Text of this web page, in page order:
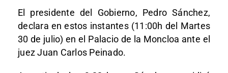
El presidente del Gobierno, Pedro Sánchez,
declara en estos instantes (11:00h del Martes
30 de julio) en el Palacio de la Moncloa ante el
juez Juan Carlos Peinado.